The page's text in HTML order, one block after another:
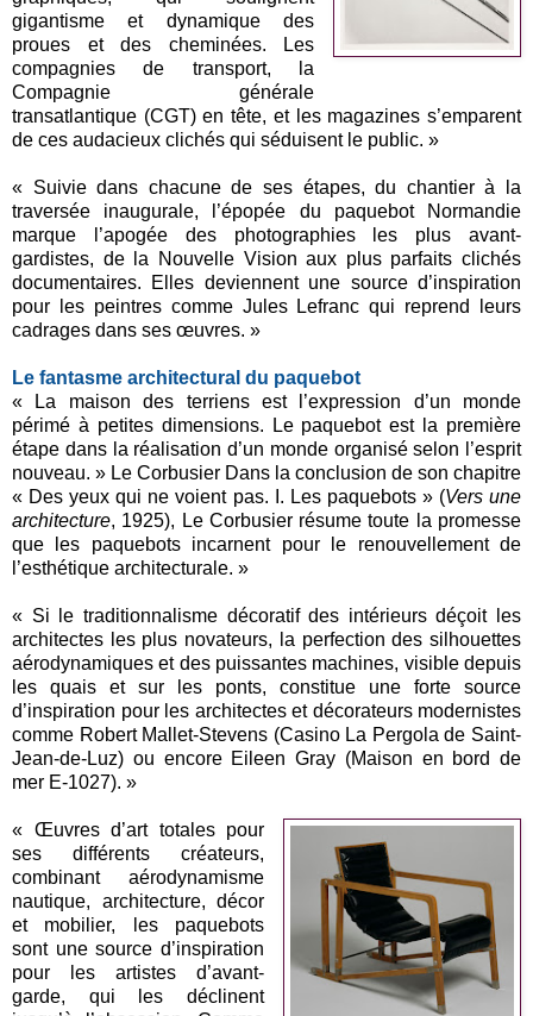
gigantisme et dynamique des
proues et des cheminées. Les
compagnies de transport, la
Compagnie générale
transatlantique (CGT) en tête, et les magazines s’emparent
de ces audacieux clichés qui séduisent le public. »
« Suivie dans chacune de ses étapes, du chantier à la
traversée inaugurale, l’épopée du paquebot Normandie
marque l’apogée des photographies les plus avant-
gardistes, de la Nouvelle Vision aux plus parfaits clichés
documentaires. Elles deviennent une source d’inspiration
pour les peintres comme Jules Lefranc qui reprend leurs
cadrages dans ses œuvres. »
Le fantasme architectural du paquebot
« La maison des terriens est l’expression d’un monde
périmé à petites dimensions. Le paquebot est la première
étape dans la réalisation d’un monde organisé selon l’esprit
nouveau. » Le Corbusier Dans la conclusion de son chapitre
« Des yeux qui ne voient pas. I. Les paquebots » (Vers une
architecture, 1925), Le Corbusier résume toute la promesse
que les paquebots incarnent pour le renouvellement de
l’esthétique architecturale. »
« Si le traditionnalisme décoratif des intérieurs déçoit les
architectes les plus novateurs, la perfection des silhouettes
aérodynamiques et des puissantes machines, visible depuis
les quais et sur les ponts, constitue une forte source
d’inspiration pour les architectes et décorateurs modernistes
comme Robert Mallet-Stevens (Casino La Pergola de Saint-
Jean-de-Luz) ou encore Eileen Gray (Maison en bord de
mer E-1027). »
« Œuvres d’art totales pour
ses différents créateurs,
combinant aérodynamisme
nautique, architecture, décor
et mobilier, les paquebots
sont une source d’inspiration
pour les artistes d’avant-
garde, qui les déclinent